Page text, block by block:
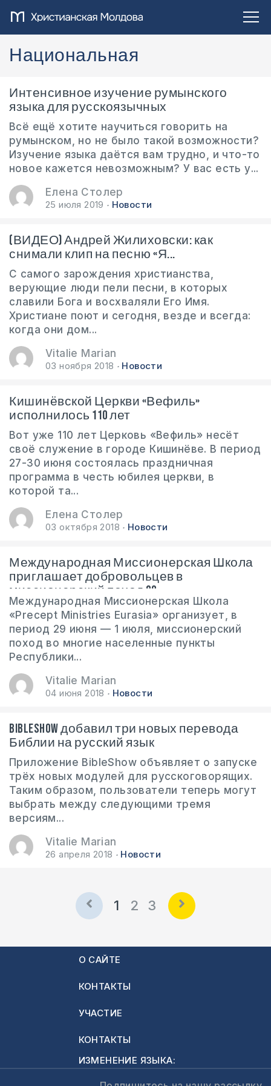
Национальная
Интенсивное изучение румынского
языка для русскоязычных
Всё ещё хотите научиться говорить на
румынском, но не было такой возможности?
Изучение языка даётся вам трудно, и что-то
новое кажется невозможным? У вас есть у...
Елена Столер
25 июля 2019 Новости
(ВИДЕО) Андрей Жилиховски: как
снимали клип на песню «Я...
С самого зарождения христианства,
верующие люди пели песни, в которых
славили Бога и восхваляли Его Имя.
Христиане поют и сегодня, везде и всегда:
когда они дом...
Vitalie Marian
03 ноября 2018 Новости
Кишинёвской Церкви «Вефиль»
исполнилось 110 лет
Вот уже 110 лет Церковь «Вефиль» несёт
своё служение в городе Кишинёве. В период
27-30 июня состоялась праздничная
программа в честь юбилея церкви, в
которой та...
Елена Столер
03 октября 2018 Новости
Международная Миссионерская Школа
приглашает добровольцев в
миссионерский поход 29...
Международная Миссионерская Школа
«Precept Ministries Eurasia» организует, в
период 29 июня — 1 июля, миссионерский
поход во многие населенные пункты
Республики...
Vitalie Marian
04 июня 2018 Новости
BibleShow добавил три новых перевода
Библии на русский язык
Приложение BibleShow объявляет о запуске
трёх новых модулей для русскоговорящих.
Таким образом, пользователи теперь могут
выбрать между следующими тремя
версиям...
Vitalie Marian
26 апреля 2018 Новости
1 2 3
О САЙТЕ
КОНТАКТЫ
УЧАСТИЕ
КОНТАКТЫ
ИЗМЕНЕНИЕ ЯЗЫКА: